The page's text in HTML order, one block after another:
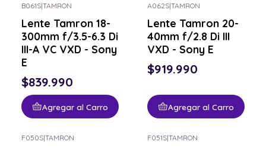
B061S|TAMRON
Lente Tamron 18-
300mm f/3.5-6.3 Di
III-A VC VXD - Sony
E
$839.990
Agregar al Carro
A062S|TAMRON
Lente Tamron 20-
40mm f/2.8 Di III
VXD - Sony E
$919.990
Agregar al Carro
F050S|TAMRON F051S|TAMRON